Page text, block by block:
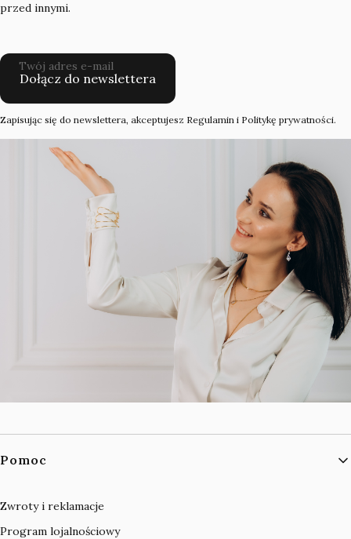
przed innymi.
Twój adres e-mail
Dołącz do newslettera
Zapisując się do newslettera, akceptujesz Regulamin i Politykę prywatności.
Linki w stopce
Pomoc
Zwroty i reklamacje
Program lojalnościowy